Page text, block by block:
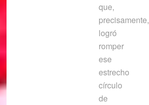
que,
precisamente,
logró
romper
ese
estrecho
círculo
de